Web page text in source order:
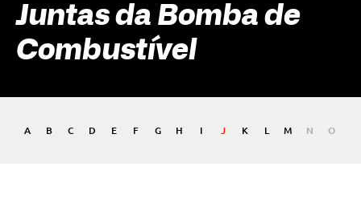
Juntas da Bomba de
Combustível
A B C D E F G H I J K L M N O